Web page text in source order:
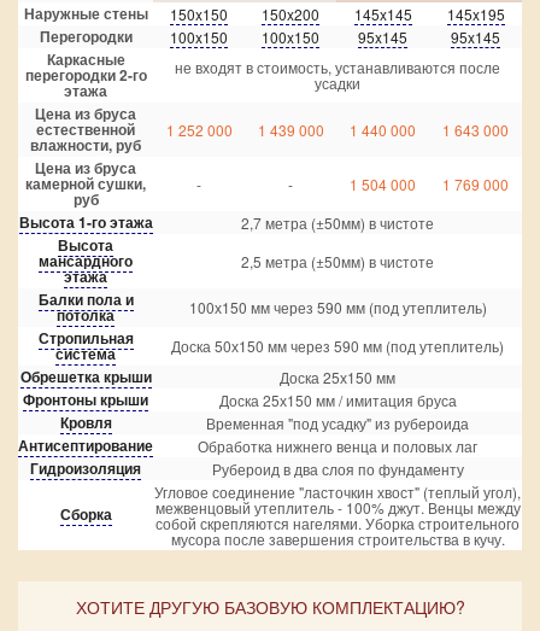
Наружные стены
150x150 150x200 145x145 145x195
Перегородки 100x150 100x150 95x145 95x145
Каркасные
перегородки 2-го
этажа
не входят в стоимость, устанавливаются после
усадки
Цена из бруса
естественной
влажности, руб
1 252 000 1 439 000 1 440 000 1 643 000
Цена из бруса
камерной сушки,
руб
- - 1 504 000 1 769 000
Высота 1-го этажа 2,7 метра (±50мм) в чистоте
Высота
мансардного
этажа
2,5 метра (±50мм) в чистоте
Балки пола и
потолка 100х150 мм через 590 мм (под утеплитель)
Стропильная
система Доска 50х150 мм через 590 мм (под утеплитель)
Обрешетка крыши Доска 25х150 мм
Фронтоны крыши Доска 25х150 мм / имитация бруса
Кровля Временная "под усадку" из рубероида
Антисептирование Обработка нижнего венца и половых лаг
Гидроизоляция Рубероид в два слоя по фундаменту
Сборка
Угловое соединение "ласточкин хвост" (теплый угол),
межвенцовый утеплитель - 100% джут. Венцы между
собой скрепляются нагелями. Уборка строительного
мусора после завершения строительства в кучу.
ХОТИТЕ ДРУГУЮ БАЗОВУЮ КОМПЛЕКТАЦИЮ?